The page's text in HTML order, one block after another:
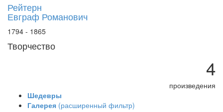
Рейтерн
Евграф Романович
1794 - 1865
Творчество
4
произведения
Шедевры
Галерея (расширенный фильтр)